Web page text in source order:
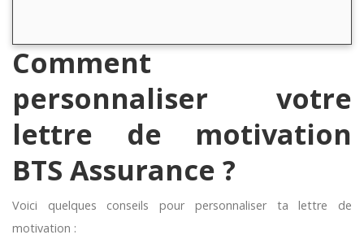
Comment
personnaliser votre
lettre de motivation
BTS Assurance ?
Voici quelques conseils pour personnaliser ta lettre de
motivation :